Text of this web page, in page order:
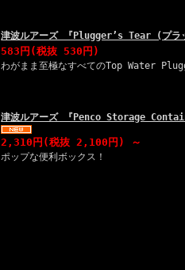
津波ルアーズ 『Plugger’s Tear (プラ
583円 (税抜 530円)
わがまま至極なすべてのTop Water
津波ルアーズ 『Penco Storage
2,310円 (税抜 2,100円) ～
ポップな便利ボックス！